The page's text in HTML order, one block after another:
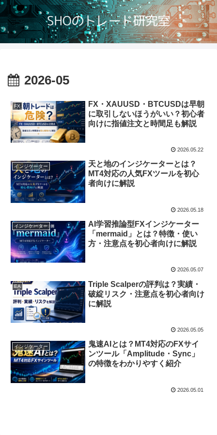
2026-05
FX
FX・XAUUSD・BTCUSDは早朝
に取引しないほうがいい？初心者
向けに指値注文と時間足も解説
2026.05.22
インジケーター
天と地のインジケーターとは？
MT4対応の人気FXツールを初心
者向けに解説
2026.05.18
インジケーター
AI学習推論型FXインジケーター
「mermaid」とは？特徴・使い
方・注意点を初心者向けに解説
2026.05.07
EA
Triple Scalperの評判は？実績・
破綻リスク・注意点を初心者向け
に解説
2026.05.05
インジケーター
鬼速AIとは？MT4対応のFXサイ
ンツール「Amplitude・Sync」
の特徴をわかりやすく紹介
2026.05.01